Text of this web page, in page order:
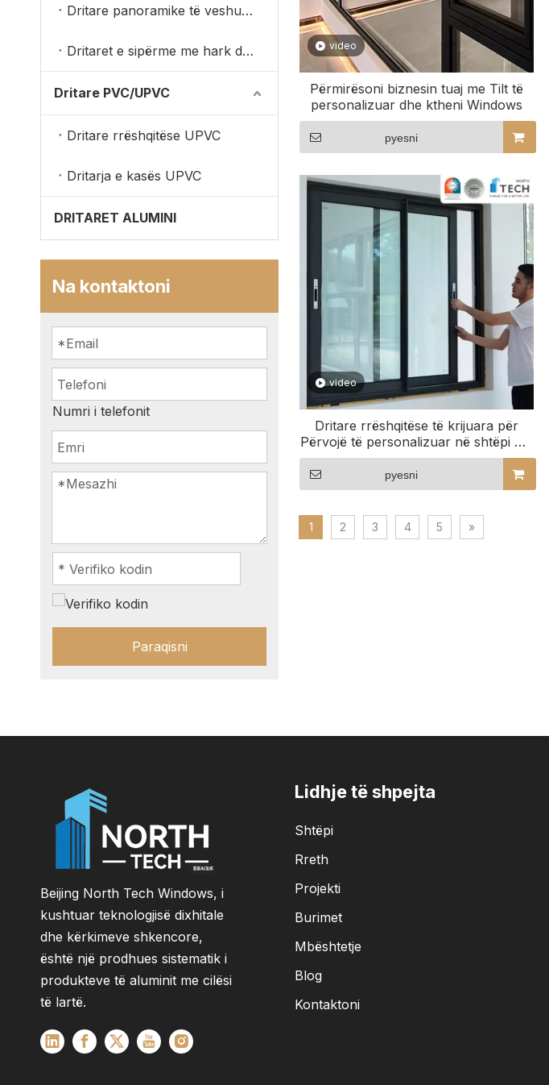
Dritare panoramike të veshura me dru alumini
Dritaret e sipërme me hark druri
Dritare PVC/UPVC
Dritare rrëshqitëse UPVC
Dritarja e kasës UPVC
DRITARET ALUMINI
Na kontaktoni
Numri i telefonit
Paraqisni
video
Përmirësoni biznesin tuaj me Tilt të
personalizuar dhe ktheni Windows
pyesni
video
Dritare rrëshqitëse të krijuara për
Përvojë të personalizuar në shtëpi me
rehati banimi
pyesni
1 2 3 4 5 »
Beijing North Tech Windows, i
kushtuar teknologjisë dixhitale
dhe kërkimeve shkencore,
është një prodhues sistematik i
produkteve të aluminit me cilësi
të lartë.
Lidhje të shpejta
Shtëpi
Rreth
Projekti
Burimet
Mbështetje
Blog
Kontaktoni